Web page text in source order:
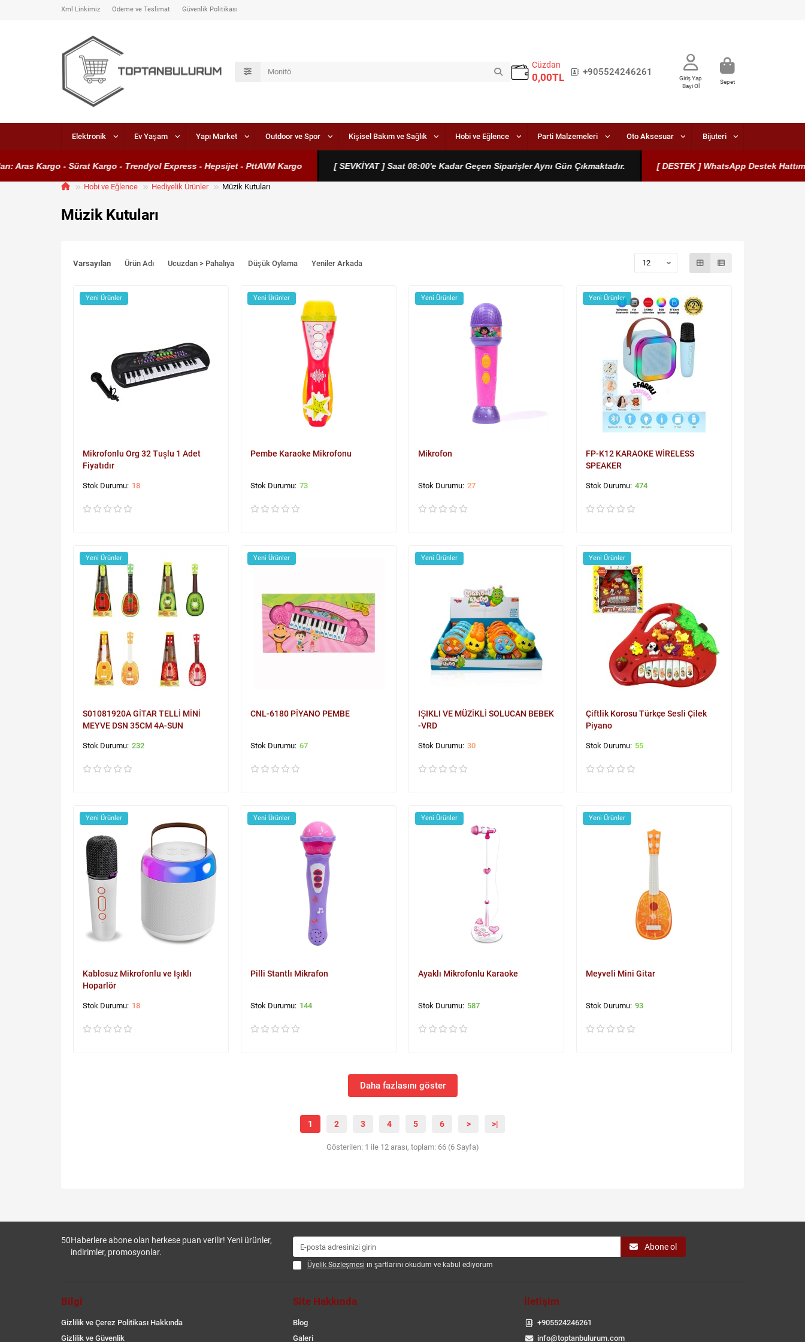
Xml Linkimiz Ödeme ve Teslimat Güvenlik Politikası
Cüzdan
0,00TL +905524246261
Giriş Yap
Bayi Ol
Sepet
Elektronik Ev Yaşam Yapı Market Outdoor ve Spor Kişisel Bakım ve Sağlık Hobi ve Eğlence Parti Malzemeleri Oto Aksesuar Bijuteri
Kargo - Sürat Kargo - Trendyol Express - Hepsijet - PttAVM Kargo [ SEVKİYAT ] Saat 08:00'e Kadar Geçen Siparişler Aynı Gün Çıkmaktadır. [ DESTEK ] WhatsApp Destek Hattımız
Hobi ve Eğlence Hediyelik Ürünler Müzik Kutuları
Müzik Kutuları
Varsayılan Ürün Adı Ucuzdan > Pahalıya Düşük Oylama Yeniler Arkada
Yeni Ürünler
Mikrofonlu Org 32 Tuşlu 1 Adet
Fiyatıdır
18
Yeni Ürünler
Pembe Karaoke Mikrofonu
73
Yeni Ürünler
Mikrofon
27
Yeni Ürünler
FP-K12 KARAOKE WİRELESS
SPEAKER
474
Yeni Ürünler
S01081920A GİTAR TELLİ MİNİ
MEYVE DSN 35CM 4A-SUN
232
Yeni Ürünler
CNL-6180 PİYANO PEMBE
67
Yeni Ürünler
IŞIKLI VE MÜZİKLİ SOLUCAN BEBEK
-VRD
30
Yeni Ürünler
Çiftlik Korosu Türkçe Sesli Çilek
Piyano
55
Yeni Ürünler
Kablosuz Mikrofonlu ve Işıklı
Hoparlör
18
Yeni Ürünler
Pilli Stantlı Mikrafon
144
Yeni Ürünler
Ayaklı Mikrofonlu Karaoke
587
Yeni Ürünler
Meyveli Mini Gitar
93
Daha fazlasını göster
1 2 3 4 5 6 > >|
Gösterilen: 1 ile 12 arası, toplam: 66 (6 Sayfa)
50Haberlere abone olan herkese puan verilir! Yeni ürünler,
indirimler, promosyonlar.
Abone ol
Üyelik Sözleşmesi ın şartlarını okudum ve kabul ediyorum
Bilgi
Gizlilik ve Çerez Politikası Hakkında
Gizlilik ve Güvenlik
Site Hakkında
Blog
Galeri
İletişim
+905524246261
info@toptanbulurum.com